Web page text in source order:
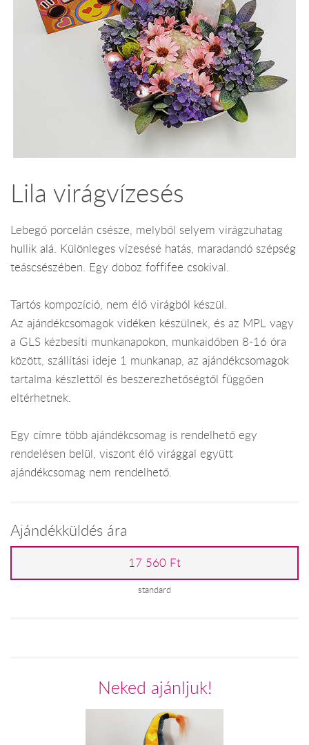
Lila virágvízesés
Lebegő porcelán csésze, melyből selyem virágzuhatag
hullik alá. Különleges vízesésé hatás, maradandó szépség
teáscsészében. Egy doboz foffifee csokival.
Tartós kompozíció, nem élő virágból készül.
Az ajándékcsomagok vidéken készülnek, és az MPL vagy
a GLS kézbesíti munkanapokon, munkaidőben 8-16 óra
között, szállítási ideje 1 munkanap, az ajándékcsomagok
tartalma készlettől és beszerezhetőségtől függően
eltérhetnek.
Egy címre több ajándékcsomag is rendelhető egy
rendelésen belül, viszont élő virággal együtt
ajándékcsomag nem rendelhető.
Ajándékküldés ára
17 560 Ft
standard
Neked ajánljuk!